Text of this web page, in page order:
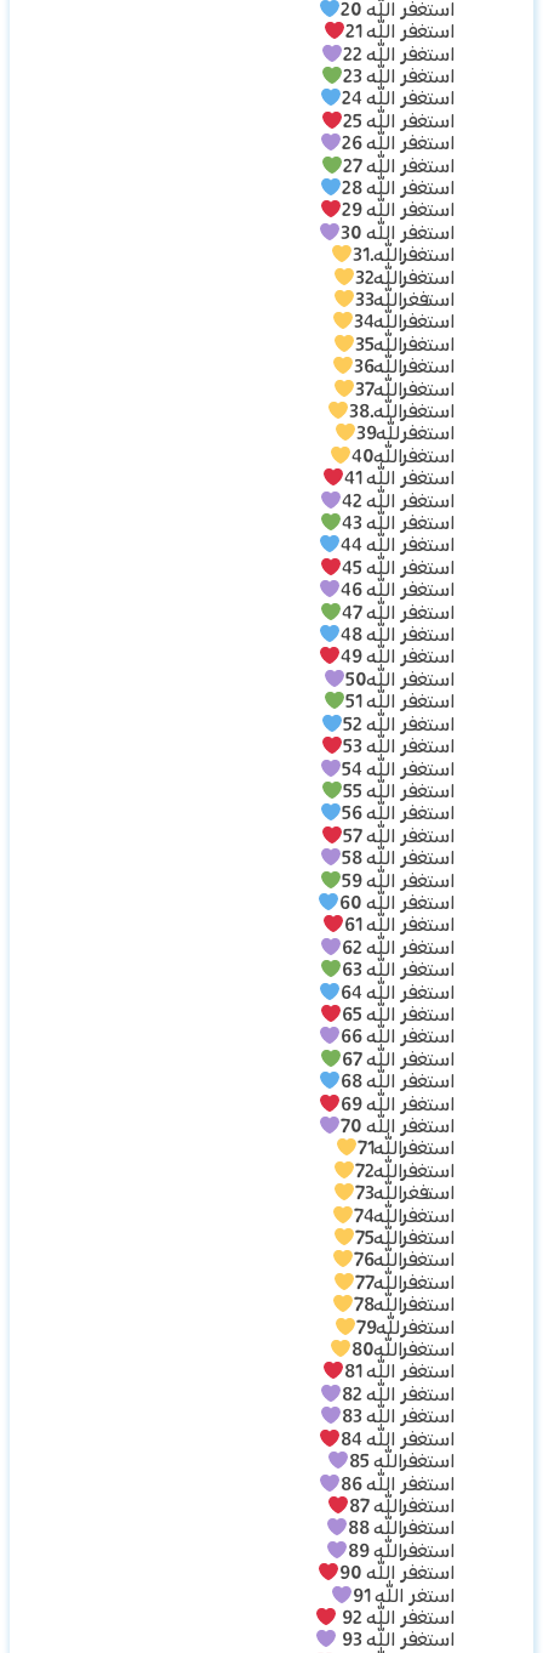
استغفر الله 20
استغفر الله 21
استغفر الله 22
استغفر الله 23
استغفر الله 24
استغفر الله 25
استغفر الله 26
استغفر الله 27
استغفر الله 28
استغفر الله 29
استغفر الله 30
استغفرالله.31
استغفرالله32
استفغرالله33
استغفرالله34
استغفرالله35
استغفرالله36
استغفرالله37
استغفرالله.38
استغفرلله39
استغفرالله40
استغفر الله 41
استغفر الله 42
استغفر الله 43
استغفر الله 44
استغفر الله 45
استغفر الله 46
استغفر الله 47
استغفر الله 48
استغفر الله 49
استغفر الله50
استغفر الله 51
استغفر الله 52
استغفر الله 53
استغفر الله 54
استغفر الله 55
استغفر الله 56
استغفر الله 57
استغفر الله 58
استغفر الله 59
استغفر الله 60
استغفر الله 61
استغفر الله 62
استغفر الله 63
استغفر الله 64
استغفر الله 65
استغفر الله 66
استغفر الله 67
استغفر الله 68
استغفر الله 69
استغفر الله 70
استغفرالله71
استغفرالله72
استفغرالله73
استغفرالله74
استغفرالله75
استغفرالله76
استغفرالله77
استغفرالله78
استغفرلله79
استغفرالله80
استغفر الله 81
استغفر الله 82
استغفر الله 83
استغفر الله 84
استغفرالله 85
استغفر الله 86
استغفرالله 87
استغفرالله 88
استغفرالله 89
استغفر الله 90
استغر الله 91
استغفر الله 92
استغفر الله 93